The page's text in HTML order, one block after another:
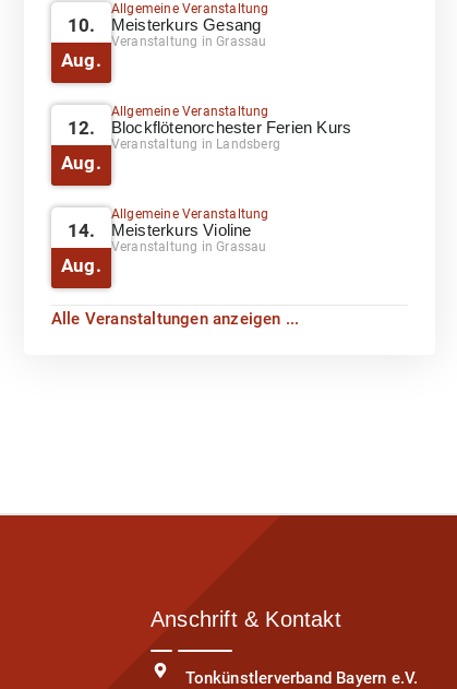
10.
Aug.
Allgemeine Veranstaltung
Meisterkurs Gesang
Veranstaltung in Grassau
12.
Aug.
Allgemeine Veranstaltung
Blockflötenorchester Ferien Kurs
Veranstaltung in Landsberg
14.
Aug.
Allgemeine Veranstaltung
Meisterkurs Violine
Veranstaltung in Grassau
Alle Veranstaltungen anzeigen ...
Anschrift & Kontakt
Tonkünstlerverband Bayern e.V.